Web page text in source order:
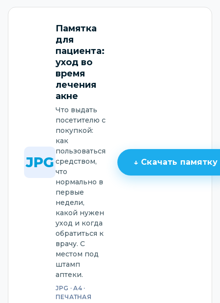
JPG
Памятка
для
пациента:
уход во
время
лечения
акне
Что выдать
посетителю с
покупкой:
как
пользоваться
средством,
что
нормально в
первые
недели,
какой нужен
уход и когда
обратиться к
врачу. С
местом под
штамп
аптеки.
JPG · А4 ·
ПЕЧАТНАЯ
↓ Скачать памятку